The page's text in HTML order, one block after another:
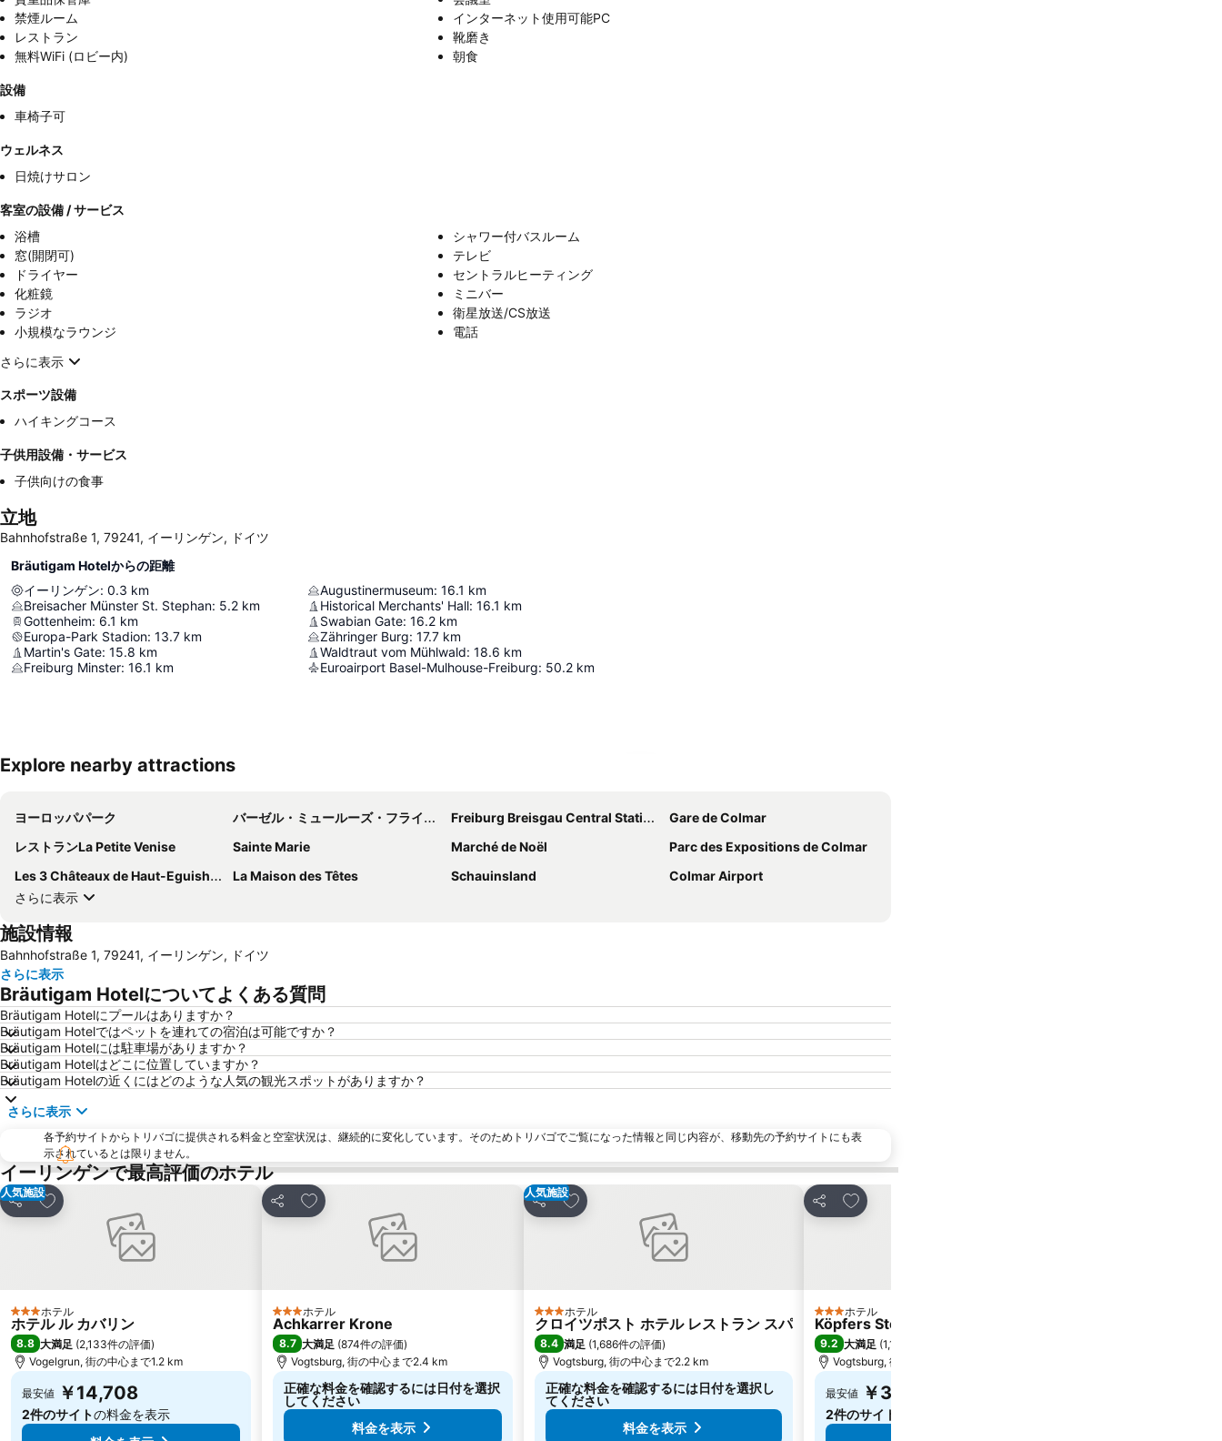
禁煙ルーム
インターネット使用可能PC
レストラン
靴磨き
無料WiFi (ロビー内)
朝食
設備
車椅子可
ウェルネス
日焼けサロン
客室の設備 / サービス
浴槽
シャワー付バスルーム
窓(開閉可)
テレビ
ドライヤー
セントラルヒーティング
化粧鏡
ミニバー
ラジオ
衛星放送/CS放送
小規模なラウンジ
電話
さらに表示
スポーツ設備
ハイキングコース
子供用設備・サービス
子供向けの食事
立地
Bahnhofstraße 1, 79241, イーリンゲン, ドイツ
Bräutigam Hotelからの距離
イーリンゲン: 0.3 km
Breisacher Münster St. Stephan: 5.2 km
Gottenheim: 6.1 km
Europa-Park Stadion: 13.7 km
Martin's Gate: 15.8 km
Freiburg Minster: 16.1 km
Augustinermuseum: 16.1 km
Historical Merchants' Hall: 16.1 km
Swabian Gate: 16.2 km
Zähringer Burg: 17.7 km
Waldtraut vom Mühlwald: 18.6 km
Euroairport Basel-Mulhouse-Freiburg: 50.2 km
Explore nearby attractions
ヨーロッパパーク バーゼル・ミュールーズ・フライブルグ国際空港 Freiburg Breisgau Central Station
Gare de Colmar
レストランLa Petite Venise
Sainte Marie Marché de Noël
Parc des Expositions de Colmar
Les 3 Châteaux de Haut-Eguisheim
La Maison des Têtes Schauinsland
Colmar Airport
さらに表示
施設情報
Bahnhofstraße 1, 79241, イーリンゲン, ドイツ
さらに表示
Bräutigam Hotelについてよくある質問
Bräutigam Hotelにプールはありますか？
Bräutigam Hotelではペットを連れての宿泊は可能ですか？
Bräutigam Hotelには駐車場がありますか？
Bräutigam Hotelはどこに位置していますか？
Bräutigam Hotelの近くにはどのような人気の観光スポットがありますか？
さらに表示
各予約サイトからトリバゴに提供される料金と空室状況は、継続的に変化しています。そのためトリバゴでご覧になった情報と同じ内容が、移動先の予約サイトにも表
示されているとは限りません。
イーリンゲンで最高評価のホテル
人気施設
シェア
お気に入りに追加
3 ホテルのランク
ホテル
ホテル ル カバリン
8.8 大満足 (2,133件の評価)
Vogelgrun, 街の中心まで1.2 km
最安値 ￥14,708
2件のサイトの料金を表示
シェア
お気に入りに追加
3 ホテルのランク
ホテル
Achkarrer Krone
8.7 大満足 (874件の評価)
Vogtsburg, 街の中心まで2.4 km
正確な料金を確認するには日付を選択
してください
料金を表示
人気施設
シェア
お気に入りに追加
3 ホテルのランク
ホテル
クロイツポスト ホテル レストラン スパ
8.4 満足 (1,686件の評価)
Vogtsburg, 街の中心まで2.2 km
正確な料金を確認するには日付を選択し
てください
料金を表示
シェア
お気に入りに追加
3 ホテルのランク
ホテル
Köpfers Steinbuck
9.2 大満足 (1,174件の評価
Vogtsburg, 街の中心まで1.5 km
最安値 ￥31,283
2件のサイト